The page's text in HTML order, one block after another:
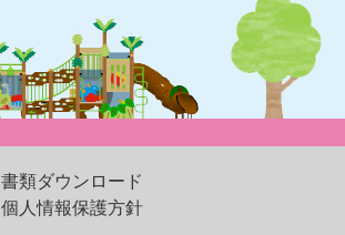
書類ダウンロード
個人情報保護方針